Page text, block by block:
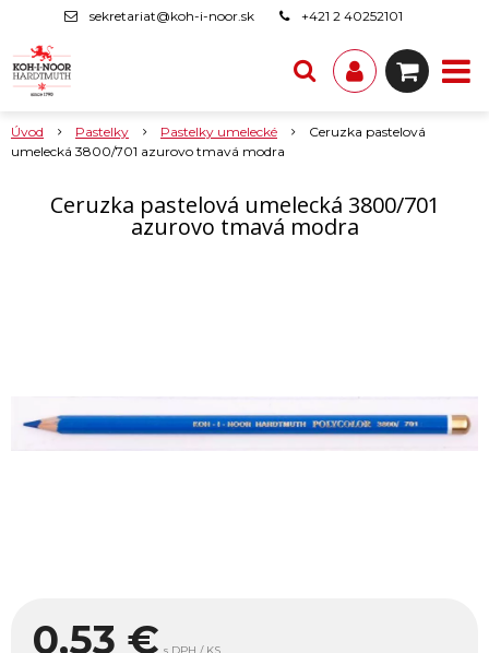
sekretariat@koh-i-noor.sk +421 2 40252101
Úvod Pastelky Pastelky umelecké
Ceruzka pastelová
umelecká 3800/701 azurovo tmavá modra
Ceruzka pastelová umelecká 3800/701
azurovo tmavá modra
0,53 €